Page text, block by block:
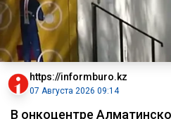
https://informburo.kz
07 Августа 2026 09:14
В онкоцентре